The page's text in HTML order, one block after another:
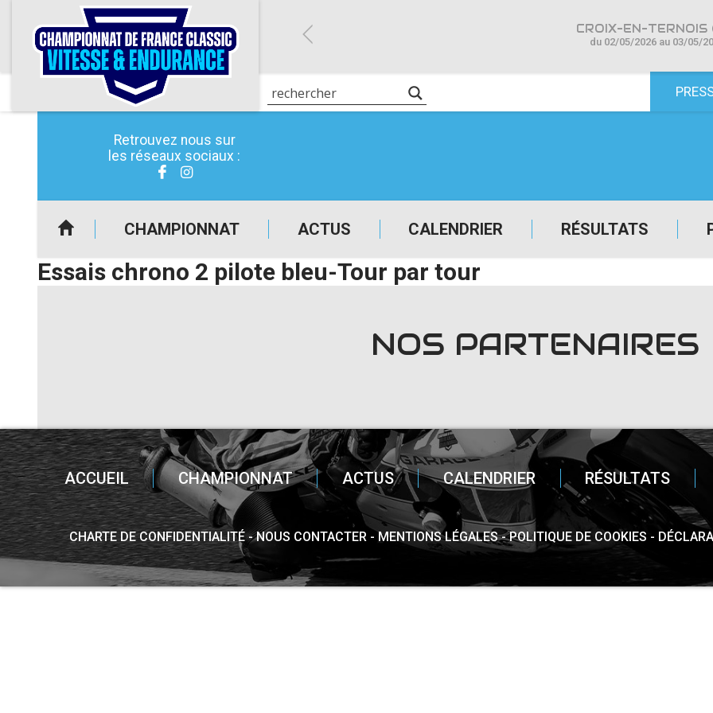
Retrouvez nous sur
les réseaux sociaux :
CHAMPIONNAT ACTUS CALENDRIER RÉSULTATS
CROIX-EN-TERNOIS
du 02/05/2026 au 03/05/
Essais chrono 2 pilote bleu-Tour par tour
NOS PARTENAIRES
ACCUEIL CHAMPIONNAT ACTUS CALENDRIER RÉSULTATS
CHARTE DE CONFIDENTIALITÉ NOUS CONTACTER MENTIONS LÉGALES POLITIQUE DE COOKIES